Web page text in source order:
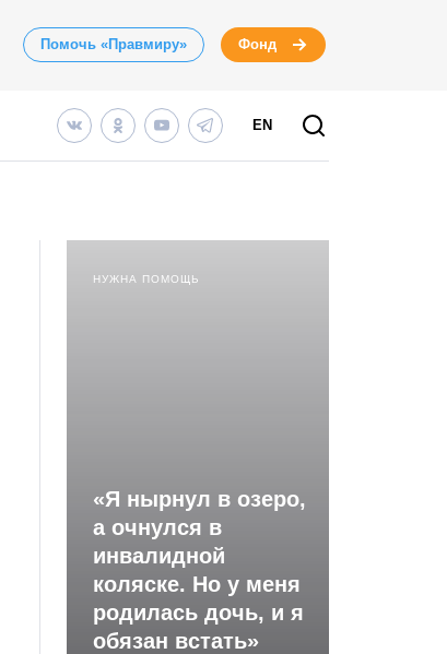
Помочь «Правмиру» Фонд
EN
НУЖНА ПОМОЩЬ
«Я нырнул в озеро,
а очнулся в
инвалидной
коляске. Но у меня
родилась дочь, и я
обязан встать»